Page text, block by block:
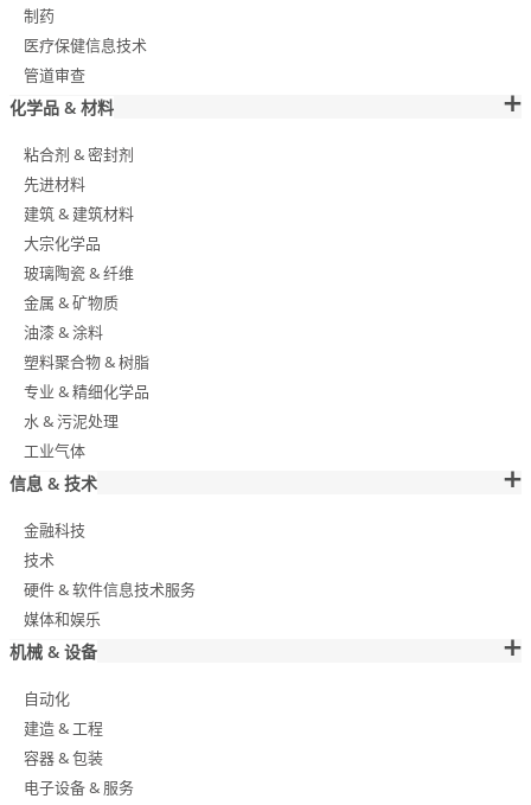
制药
医疗保健信息技术
管道审查
化学品 & 材料
粘合剂 & 密封剂
先进材料
建筑 & 建筑材料
大宗化学品
玻璃陶瓷 & 纤维
金属 & 矿物质
油漆 & 涂料
塑料聚合物 & 树脂
专业 & 精细化学品
水 & 污泥处理
工业气体
信息 & 技术
金融科技
技术
硬件 & 软件信息技术服务
媒体和娱乐
机械 & 设备
自动化
建造 & 工程
容器 & 包装
电子设备 & 服务